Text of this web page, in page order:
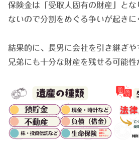
保険金は「受取人固有の財産」と
ないので分割をめぐる争いが起きに
結果的に、長男に会社を引き継ぎ
兄弟にも十分な財産を残せる可能性